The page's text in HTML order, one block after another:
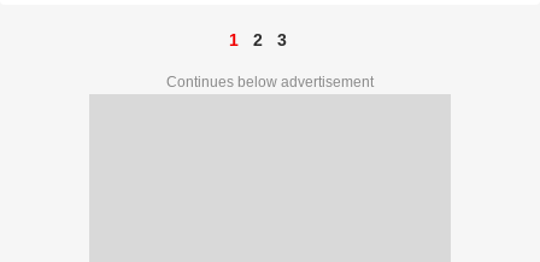
1 2 3
Continues below advertisement